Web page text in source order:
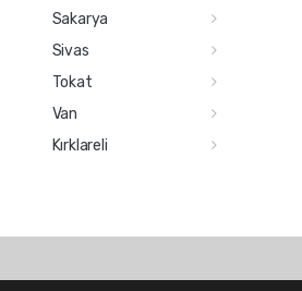
Sakarya
Sivas
Tokat
Van
Kırklareli